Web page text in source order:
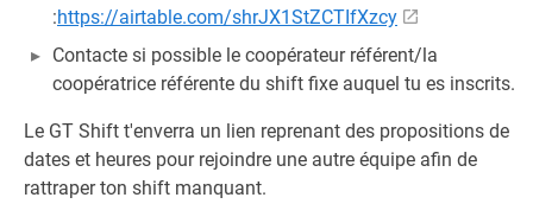
:https://airtable.com/shrJX1StZCTIfXzcy
Contacte si possible le coopérateur référent/la
coopératrice référente du shift fixe auquel tu es inscrits.
Le GT Shift t'enverra un lien reprenant des propositions de
dates et heures pour rejoindre une autre équipe afin de
rattraper ton shift manquant.